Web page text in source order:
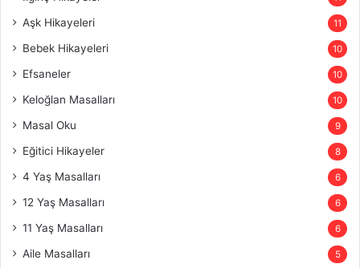
Aşk Hikayeleri 11
Bebek Hikayeleri 10
Efsaneler 10
Keloğlan Masalları 10
Masal Oku 9
Eğitici Hikayeler 8
4 Yaş Masalları 6
12 Yaş Masalları 6
11 Yaş Masalları 6
Aile Masalları 5